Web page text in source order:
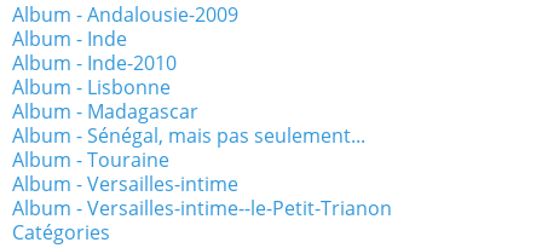
Album - Andalousie-2009
Album - Inde
Album - Inde-2010
Album - Lisbonne
Album - Madagascar
Album - Sénégal, mais pas seulement...
Album - Touraine
Album - Versailles-intime
Album - Versailles-intime--le-Petit-Trianon
Catégories